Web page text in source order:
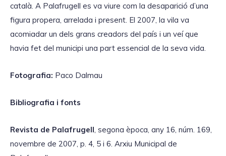
català. A Palafrugell es va viure com la desaparició d’una
figura propera, arrelada i present. El 2007, la vila va
acomiadar un dels grans creadors del país i un veí que
havia fet del municipi una part essencial de la seva vida.
Fotografia: Paco Dalmau
Bibliografia i fonts
Revista de Palafrugell, segona època, any 16, núm. 169,
novembre de 2007, p. 4, 5 i 6. Arxiu Municipal de